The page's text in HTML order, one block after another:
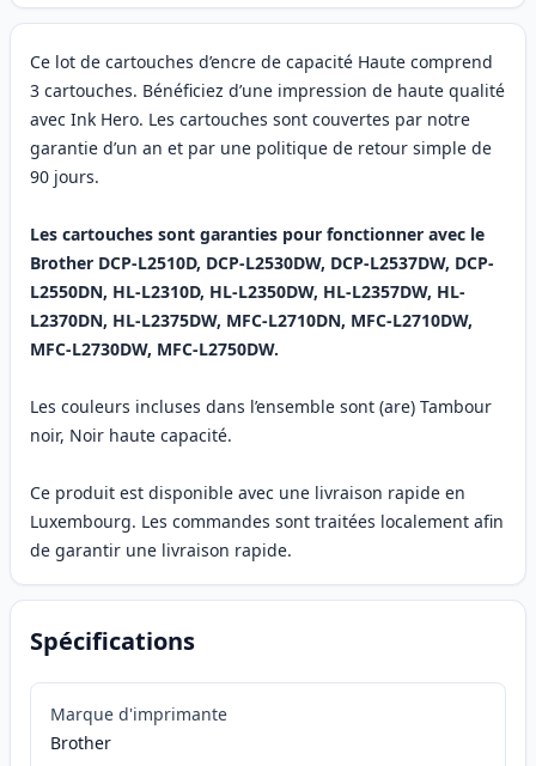
Ce lot de cartouches d’encre de capacité Haute comprend
3 cartouches. Bénéficiez d’une impression de haute qualité
avec Ink Hero. Les cartouches sont couvertes par notre
garantie d’un an et par une politique de retour simple de
90 jours.
Les cartouches sont garanties pour fonctionner avec le
Brother DCP-L2510D, DCP-L2530DW, DCP-L2537DW, DCP-
L2550DN, HL-L2310D, HL-L2350DW, HL-L2357DW, HL-
L2370DN, HL-L2375DW, MFC-L2710DN, MFC-L2710DW,
MFC-L2730DW, MFC-L2750DW.
Les couleurs incluses dans l’ensemble sont (are) Tambour
noir, Noir haute capacité.
Ce produit est disponible avec une livraison rapide en
Luxembourg. Les commandes sont traitées localement afin
de garantir une livraison rapide.
Spécifications
Marque d'imprimante
Brother